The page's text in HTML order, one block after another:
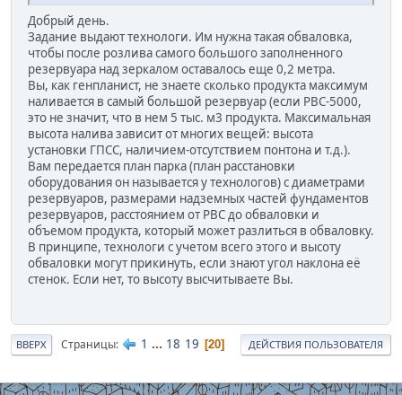
Добрый день.
Задание выдают технологи. Им нужна такая обваловка,
чтобы после розлива самого большого заполненного
резервуара над зеркалом оставалось еще 0,2 метра.
Вы, как генпланист, не знаете сколько продукта максимум
наливается в самый большой резервуар (если РВС-5000,
это не значит, что в нем 5 тыс. м3 продукта. Максимальная
высота налива зависит от многих вещей: высота
установки ГПСС, наличием-отсутствием понтона и т.д.).
Вам передается план парка (план расстановки
оборудования он называется у технологов) с диаметрами
резервуаров, размерами надземных частей фундаментов
резервуаров, расстоянием от РВС до обваловки и
объемом продукта, который может разлиться в обваловку.
В принципе, технологи с учетом всего этого и высоту
обваловки могут прикинуть, если знают угол наклона её
стенок. Если нет, то высоту высчитываете Вы.
ВВЕРХ Страницы 1 ... 18 19 20 ДЕЙСТВИЯ ПОЛЬЗОВАТЕЛЯ